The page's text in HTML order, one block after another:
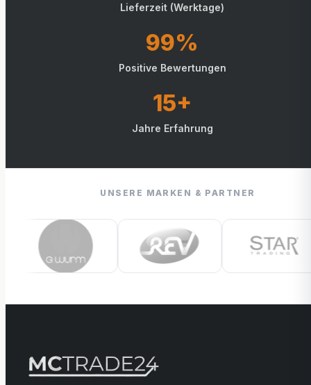
Lieferzeit (Werktage)
99%
Positive Bewertungen
15+
Jahre Erfahrung
UNSERE MARKEN & PARTNER